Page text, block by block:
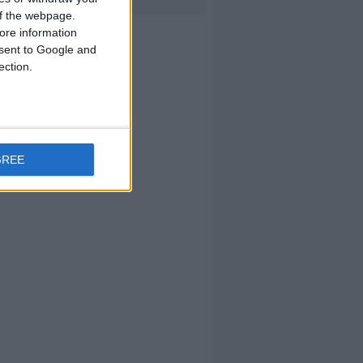
webpage.
information
to Google and